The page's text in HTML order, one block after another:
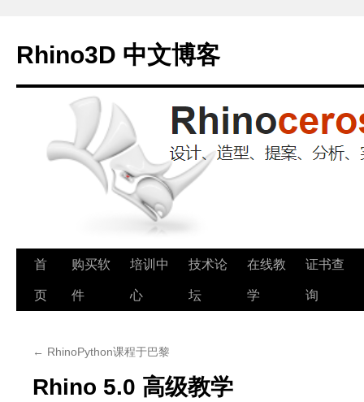
Rhino3D 中文博客
跳
至
首
页
购买软
件
培训中
心
技术论
坛
在线教
学
证书查
询
← RhinoPython课程于巴黎
Rhino 5.0 高级教学